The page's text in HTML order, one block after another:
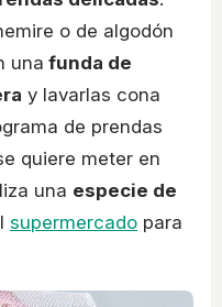
o de algodón
una funda de
y lavarlas cona
de prendas
quiere meter en
una especie de
supermercado para